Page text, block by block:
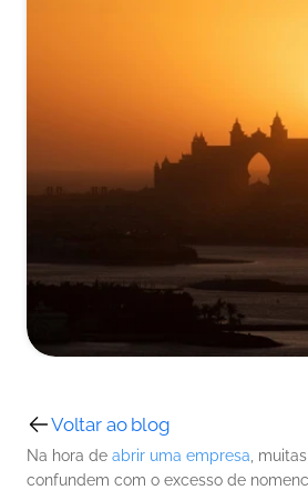
Voltar ao blog
Na hora de abrir uma empresa ,
confundem com o excesso de